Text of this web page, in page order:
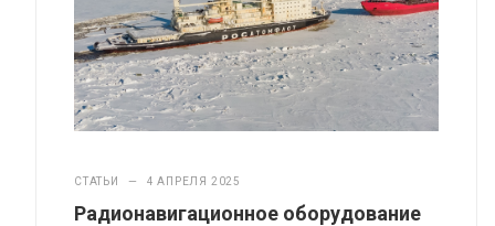
СТАТЬИ — 4 АПРЕЛЯ 2025
Радионавигационное оборудование